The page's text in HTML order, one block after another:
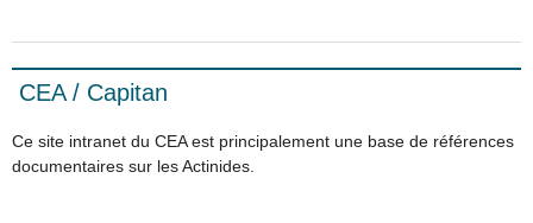
CEA / Capitan
Ce site intranet du CEA est principalement une base de références
documentaires sur les Actinides.